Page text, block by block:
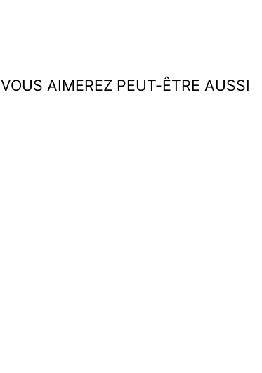
VOUS AIMEREZ PEUT-ÊTRE AUSSI